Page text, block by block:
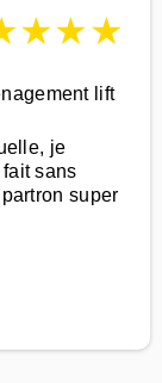
★★★
lift
je
sans
super